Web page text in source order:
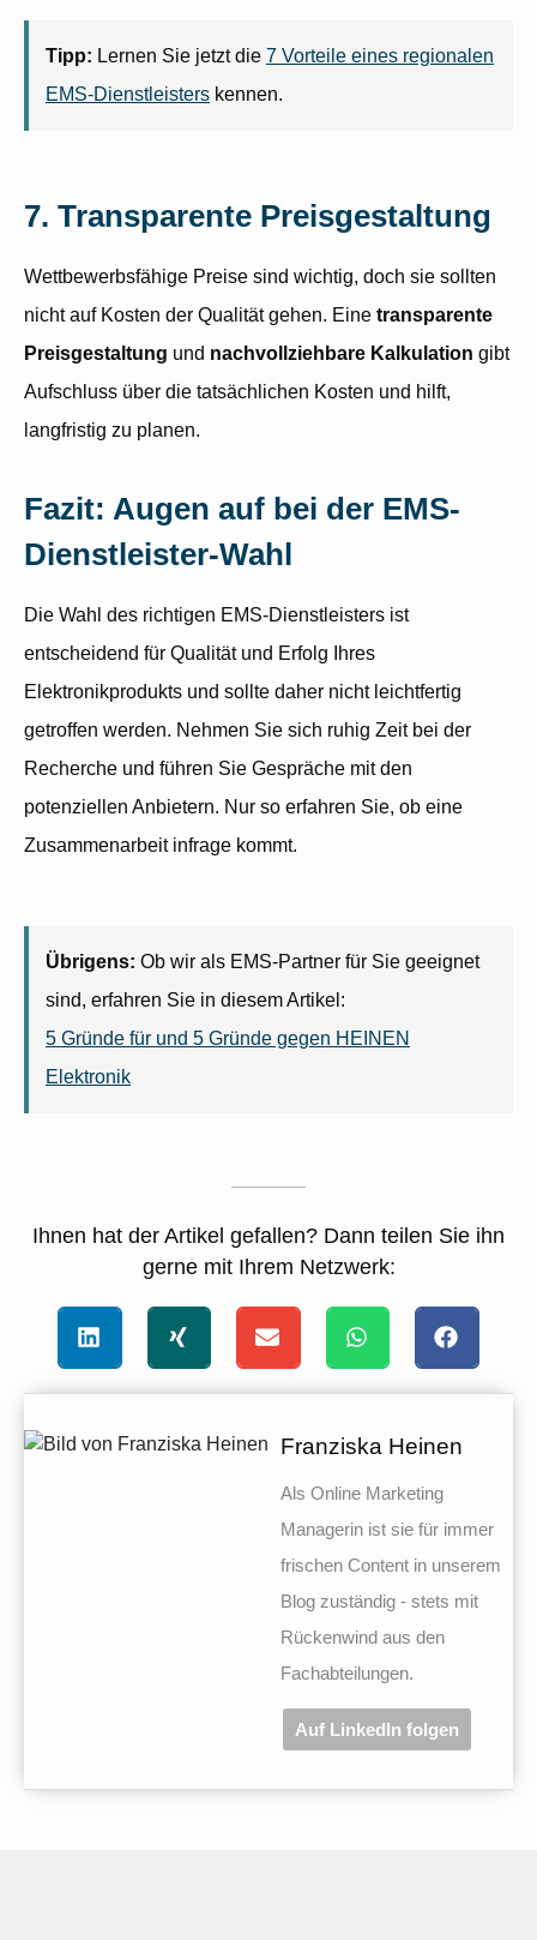
Tipp: Lernen Sie jetzt die 7 Vorteile eines regionalen
EMS-Dienstleisters kennen.
7. Transparente Preisgestaltung
Wettbewerbsfähige Preise sind wichtig, doch sie sollten
nicht auf Kosten der Qualität gehen. Eine transparente
Preisgestaltung und nachvollziehbare Kalkulation gibt
Aufschluss über die tatsächlichen Kosten und hilft,
langfristig zu planen.
Fazit: Augen auf bei der EMS-
Dienstleister-Wahl
Die Wahl des richtigen EMS-Dienstleisters ist
entscheidend für Qualität und Erfolg Ihres
Elektronikprodukts und sollte daher nicht leichtfertig
getroffen werden. Nehmen Sie sich ruhig Zeit bei der
Recherche und führen Sie Gespräche mit den
potenziellen Anbietern. Nur so erfahren Sie, ob eine
Zusammenarbeit infrage kommt.
Übrigens: Ob wir als EMS-Partner für Sie geeignet
sind, erfahren Sie in diesem Artikel:
5 Gründe für und 5 Gründe gegen HEINEN
Elektronik
Ihnen hat der Artikel gefallen? Dann teilen Sie ihn
gerne mit Ihrem Netzwerk:
Franziska Heinen
Als Online Marketing
Managerin ist sie für immer
frischen Content in unserem
Blog zuständig - stets mit
Rückenwind aus den
Fachabteilungen.
Auf LinkedIn folgen